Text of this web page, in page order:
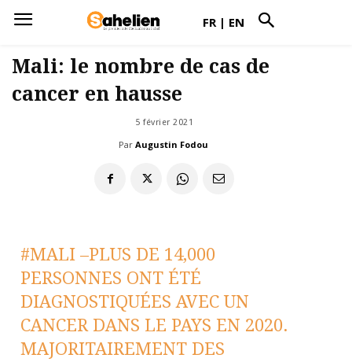
FR | EN
Mali: le nombre de cas de
cancer en hausse
5 février 2021
Par Augustin Fodou
#MALI –PLUS DE 14,000
PERSONNES ONT ÉTÉ
DIAGNOSTIQUÉES AVEC UN
CANCER DANS LE PAYS EN 2020.
MAJORITAIREMENT DES